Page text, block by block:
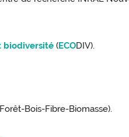
biodiversité (ECODIV).
Bois-Fibre-Biomasse).